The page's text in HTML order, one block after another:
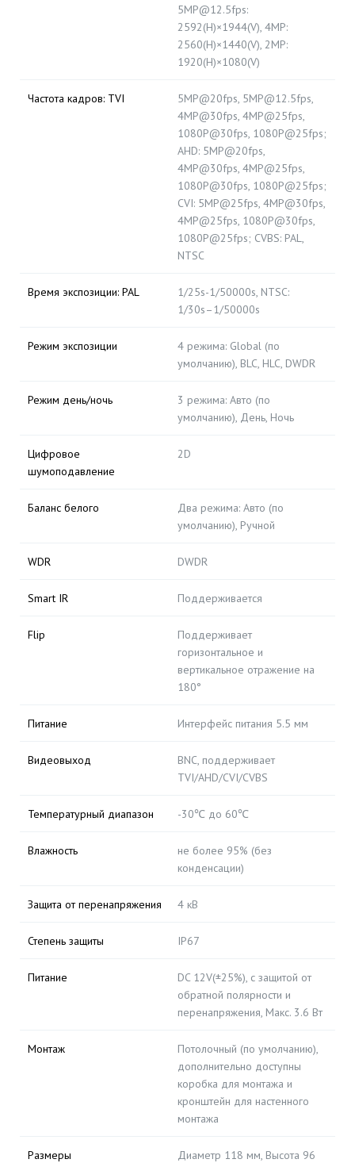
5MP@12.5fps:
2592(H)×1944(V), 4MP:
2560(H)×1440(V), 2MP:
1920(H)×1080(V)
Частота кадров: TVI
5MP@20fps, 5MP@12.5fps,
4MP@30fps, 4MP@25fps,
1080P@30fps, 1080P@25fps;
AHD: 5MP@20fps,
4MP@30fps, 4MP@25fps,
1080P@30fps, 1080P@25fps;
CVI: 5MP@25fps, 4MP@30fps,
4MP@25fps, 1080P@30fps,
1080P@25fps; CVBS: PAL,
NTSC
Время экспозиции: PAL
1/25s-1/50000s, NTSC:
1/30s–1/50000s
Режим экспозиции
4 режима: Global (по
умолчанию), BLC, HLC, DWDR
Режим день/ночь
3 режима: Авто (по
умолчанию), День, Ночь
Цифровое
шумоподавление
2D
Баланс белого
Два режима: Авто (по
умолчанию), Ручной
WDR DWDR
Smart IR Поддерживается
Flip
Поддерживает
горизонтальное и
вертикальное отражение на
180°
Питание Интерфейс питания 5.5 мм
Видеовыход
BNC, поддерживает
TVI/AHD/CVI/CVBS
Температурный диапазон -30℃ до 60℃
Влажность
не более 95% (без
конденсации)
Защита от перенапряжения 4 кВ
Степень защиты IP67
Питание
DC 12V(±25%), с защитой от
обратной полярности и
перенапряжения, Макс. 3.6 Вт
Монтаж
Потолочный (по умолчанию),
дополнительно доступны
коробка для монтажа и
кронштейн для настенного
монтажа
Размеры
Диаметр 118 мм, Высота 96